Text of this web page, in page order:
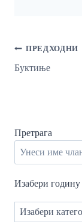
Кретање
ПРЕДХОДНИ
Буктиње
Претрага
Изабери годину
Категорије